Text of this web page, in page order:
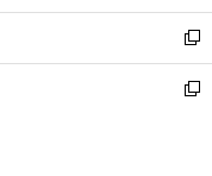
開
く
ウ
で
開
く
ン
ド
ウ
で
ウ
ィ
ン
ド
新
し
い
新